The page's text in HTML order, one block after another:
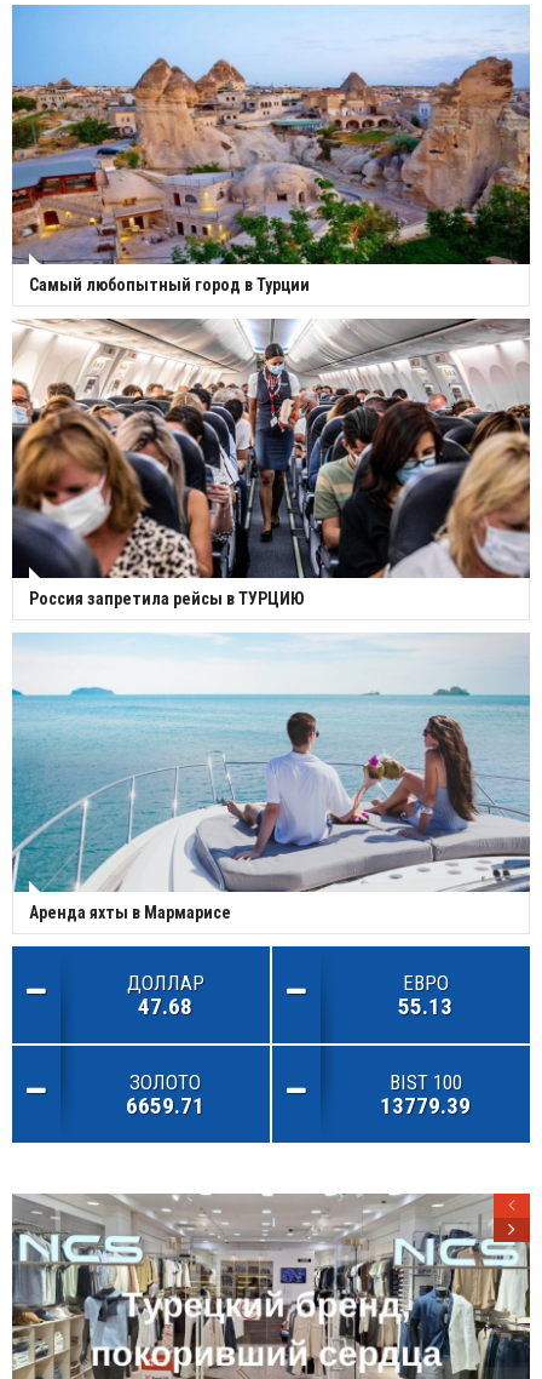
Самый любопытный город в Турции
Россия запретила рейсы в ТУРЦИЮ
Аренда яхты в Мармарисе
ДОЛЛАР
47.68
ЕВРО
55.13
ЗОЛОТО
6659.71
BIST 100
13779.39